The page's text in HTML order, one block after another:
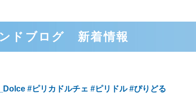
ドブログ 新着情報
#ピリカドルチェ #ピリドル #ぴりどる